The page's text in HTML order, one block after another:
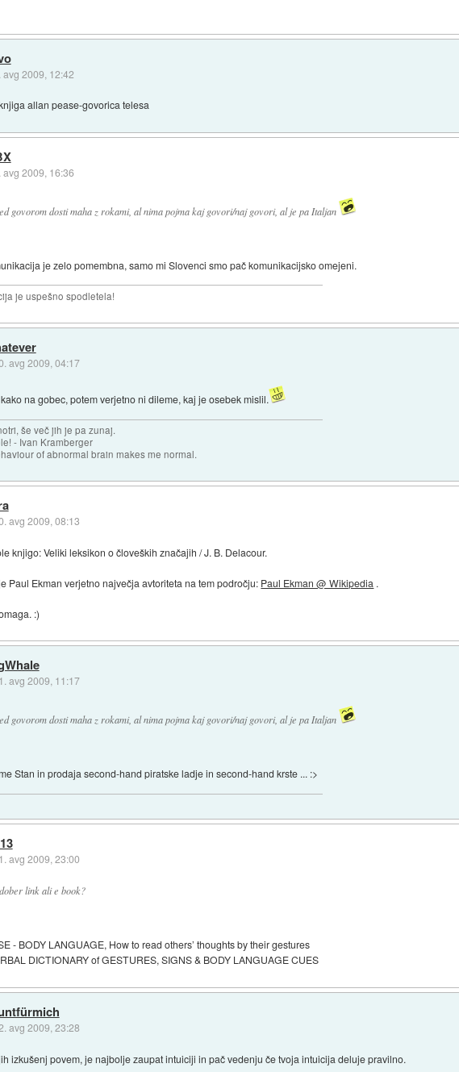
avg 2009, 12:42
allan pease-govorica telesa
avg 2009, 16:36
govorom dosti maha z rokami, al nima pojma kaj govori/naj govori, al je pa Italjan
je zelo pomembna, samo mi Slovenci smo pač komunikacijsko omejeni.
je uspešno spodletela!
avg 2009, 04:17
na gobec, potem verjetno ni dileme, kaj je osebek mislil.
še več jih je pa zunaj.
- Ivan Kramberger
of abnormal brain makes me normal.
avg 2009, 08:13
knjigo: Veliki leksikon o človeških značajih / J. B. Delacour.
Paul Ekman verjetno največja avtoriteta na tem področju: Paul Ekman @ Wikipedia .
:)
avg 2009, 11:17
govorom dosti maha z rokami, al nima pojma kaj govori/naj govori, al je pa Italjan
Stan in prodaja second-hand piratske ladje in second-hand krste ... :>
avg 2009, 23:00
link ali e book?
- BODY LANGUAGE, How to read others’ thoughts by their gestures
DICTIONARY of GESTURES, SIGNS & BODY LANGUAGE CUES
avg 2009, 23:28
izkušenj povem, je najbolje zaupat intuiciji in pač vedenju če tvoja intuicija deluje pravilno.